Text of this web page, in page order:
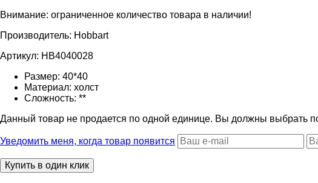
Внимание: ограниченное количество товара в наличии!
Производитель: Hobbart
Артикул: HB4040028
Размер: 40*40
Материал: холст
Сложность: **
Данный товар не продается по одной единице. Вы должны выбрать
Уведомить меня, когда товар появится